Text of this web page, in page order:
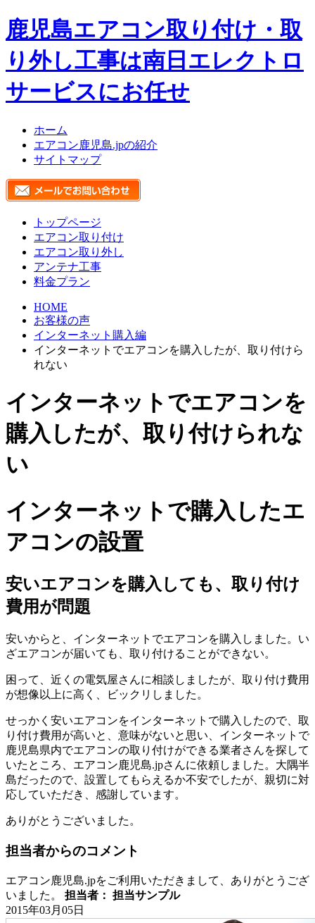
鹿児島エアコン取り付け・取
り外し工事は南日エレクトロ
サービスにお任せ
ホーム
エアコン鹿児島.jpの紹介
サイトマップ
トップページ
エアコン取り付け
エアコン取り外し
アンテナ工事
料金プラン
HOME
お客様の声
インターネット購入編
インターネットでエアコンを購入したが、取り付けら
れない
インターネットでエアコンを
購入したが、取り付けられな
い
インターネットで購入したエ
アコンの設置
安いエアコンを購入しても、取り付け
費用が問題
安いからと、インターネットでエアコンを購入しました。い
ざエアコンが届いても、取り付けることができない。
困って、近くの電気屋さんに相談しましたが、取り付け費用
が想像以上に高く、ビックリしました。
せっかく安いエアコンをインターネットで購入したので、取
り付け費用が高いと、意味がないと思い、インターネットで
鹿児島県内でエアコンの取り付けができる業者さんを探して
いたところ、エアコン鹿児島.jpさんに依頼しました。大隅半
島だったので、設置してもらえるか不安でしたが、親切に対
応していただき、感謝しています。
ありがとうございました。
担当者からのコメント
エアコン鹿児島.jpをご利用いただきまして、ありがとうござ
いました。
担当者： 担当サンプル
2015年03月05日